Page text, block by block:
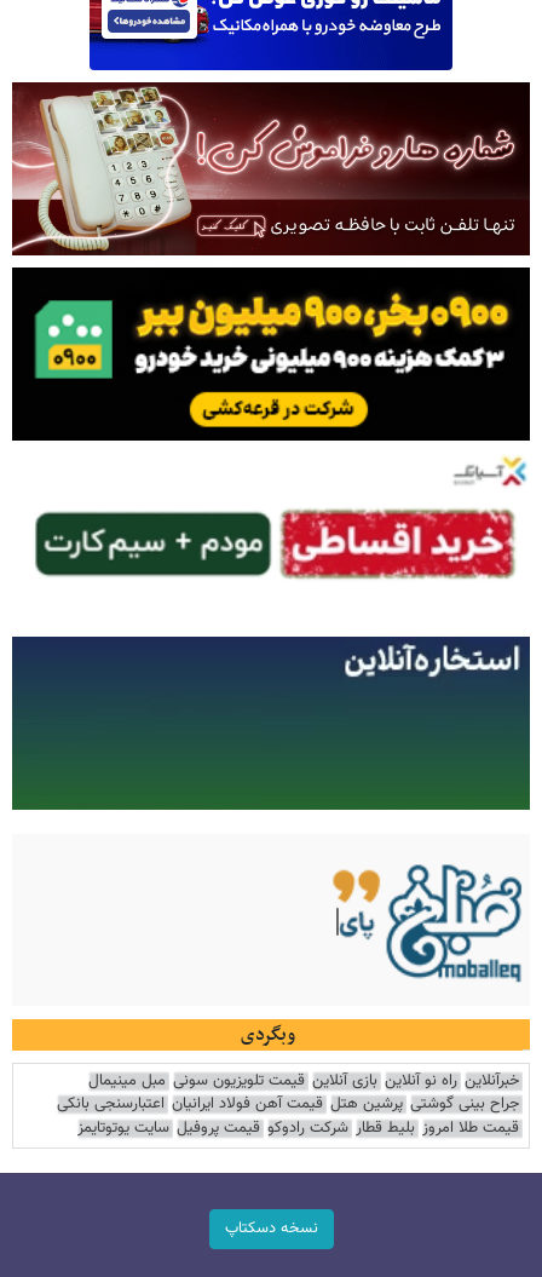
وبگردی
خبرآنلاین راه نو آنلاین بازی آنلاین قیمت تلویزیون سونی مبل مینیمال
جراح بینی گوشتی پرشین هتل قیمت آهن فولاد ایرانیان اعتبارسنجی بانکی
قیمت طلا امروز بلیط قطار شرکت رادوکو قیمت پروفیل سایت یوتوتایمز
نسخه دسکتاپ